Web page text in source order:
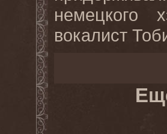
немецкого
вокалист